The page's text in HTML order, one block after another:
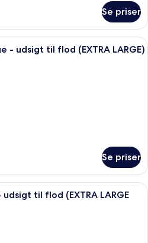
Se priser
Et hotelværelse med to senge, et
- udsigt til flod (EXTRA LARGE)
Se priser
Et moderne hotelværelse med en
til flod (EXTRA LARGE